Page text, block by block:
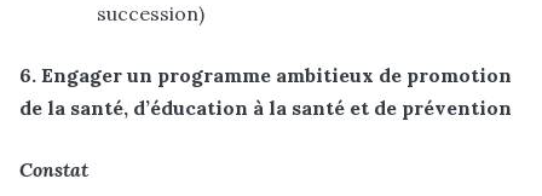
succession)
6. Engager un programme ambitieux de promotion
de la santé, d’éducation à la santé et de prévention
Constat